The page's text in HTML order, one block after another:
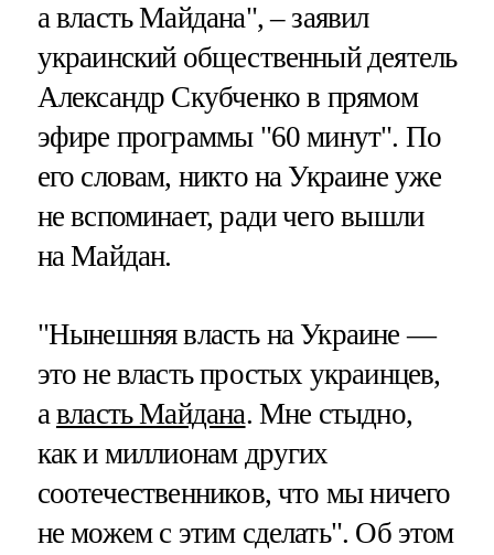
а власть Майдана", – заявил
украинский общественный деятель
Александр Скубченко в прямом
эфире программы "60 минут". По
его словам, никто на Украине уже
не вспоминает, ради чего вышли
на Майдан.
"Нынешняя власть на Украине —
это не власть простых украинцев,
авласть Майдана. Мне стыдно,
как и миллионам других
соотечественников, что мы ничего
не можем с этим сделать". Об этом